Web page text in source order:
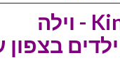
King Sparta Villa - וילה